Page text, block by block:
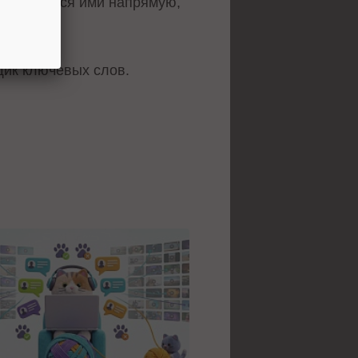
ключевых слов.